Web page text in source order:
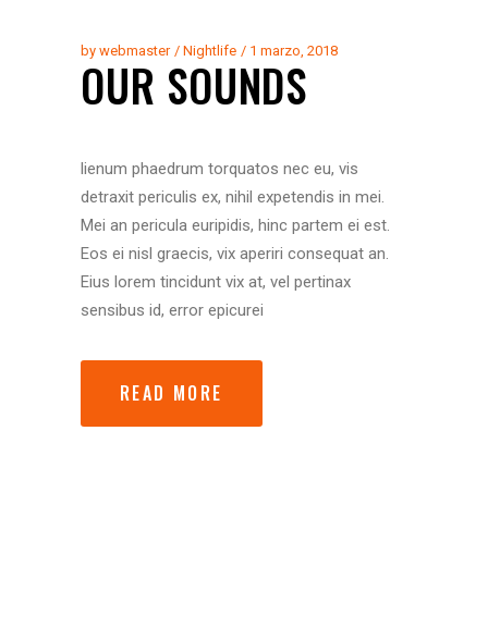
by webmaster Nightlife 1 marzo, 2018
OUR SOUNDS
lienum phaedrum torquatos nec eu, vis
detraxit periculis ex, nihil expetendis in mei.
Mei an pericula euripidis, hinc partem ei est.
Eos ei nisl graecis, vix aperiri consequat an.
Eius lorem tincidunt vix at, vel pertinax
sensibus id, error epicurei
READ MORE